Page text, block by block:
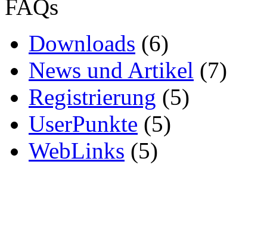
FAQs
Downloads (6)
News und Artikel (7)
Registrierung (5)
UserPunkte (5)
WebLinks (5)